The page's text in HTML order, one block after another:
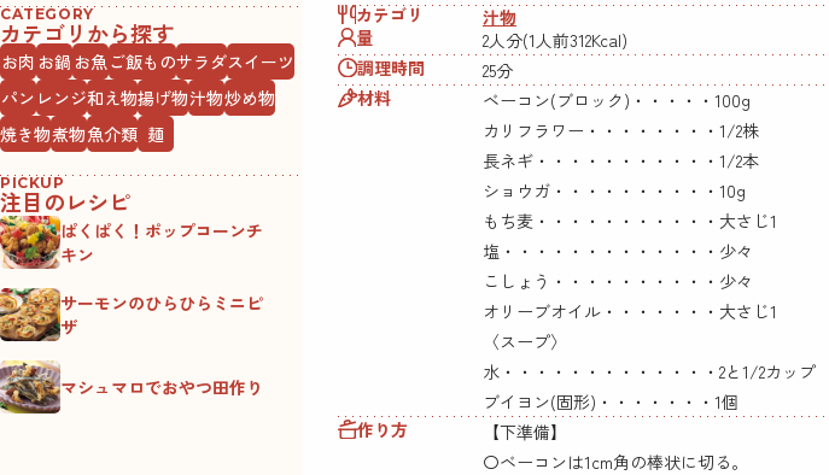
CATEGORY
カテゴリから探す
お肉 お鍋 お魚ご飯ものサラダスイーツ
パン レンジ和え物揚げ物汁物炒め物
焼き物煮物魚介類 麺
PICKUP
注目のレシピ
ぱくぱく！ポップコーンチ
キン
サーモンのひらひらミニピ
ザ
マシュマロでおやつ田作り
カテゴリ
汁物
量
2人分(1人前312Kcal)
調理時間
25分
材料
ベーコン(ブロック)・・・・・100g
カリフラワー・・・・・・・・1/2株
長ネギ・・・・・・・・・・・1/2本
ショウガ・・・・・・・・・・10g
もち麦・・・・・・・・・・・大さじ1
塩・・・・・・・・・・・・・少々
こしょう・・・・・・・・・・少々
オリーブオイル・・・・・・・大さじ1
〈スープ〉
水・・・・・・・・・・・・・2と1/2カップ
ブイヨン(固形)・・・・・・・1個
作り方
【下準備】
〇ベーコンは1cm角の棒状に切る。